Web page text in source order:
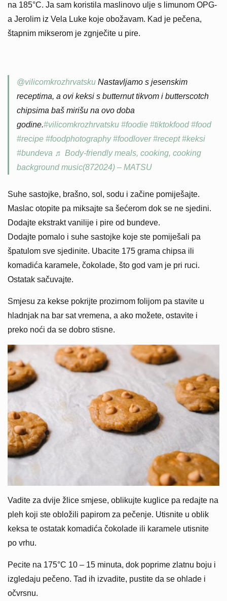
na 185°C. Ja sam koristila maslinovo ulje s limunom OPG-
a Jerolim iz Vela Luke koje obožavam. Kad je pečena,
štapnim mikserom je zgnječite u pire.
@vilicomkrozhrvatsku Nastavljamo s jesenskim
receptima, a ovi keksi s butternut tikvom i butterscotch
chipsima baš mirišu na ovo doba
godine.#vilicomkrozhrvatsku #foodie #tiktokfood #food
#recipe #foodphotography #foodlover #recept #keksi
#bundeva ♬ Body-friendly meals, cooking, cooking
background music(872024) – MATSU
Suhe sastojke, brašno, sol, sodu i začine pomiješajte.
Maslac otopite pa miksajte sa šećerom dok se ne sjedini.
Dodajte ekstrakt vanilije i pire od bundeve.
Dodajte pomalo i suhe sastojke koje ste pomiješali pa
špatulom sve sjedinite. Ubacite 175 grama chipsa ili
komadića karamele, čokolade, što god vam je pri ruci.
Ostatak sačuvajte.
Smjesu za kekse pokrijte prozirnom folijom pa stavite u
hladnjak na bar sat vremena, a ako možete, ostavite i
preko noći da se dobro stisne.
Vadite za dvije žlice smjese, oblikujte kuglice pa redajte na
pleh koji ste obložili papirom za pečenje. Utisnite u oblik
keksa te ostatak komadića čokolade ili karamele utisnite
po vrhu.
Pecite na 175°C 10 – 15 minuta, dok poprime zlatnu boju i
izgledaju pečeno. Tad ih izvadite, pustite da se ohlade i
očvrsnu.